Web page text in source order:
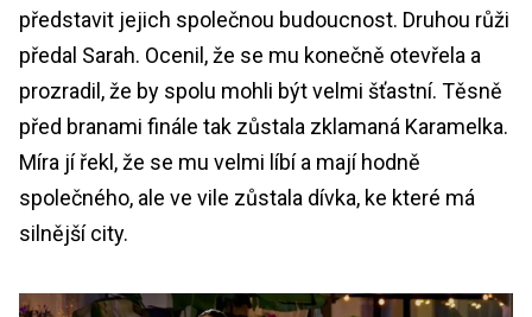
představit jejich společnou budoucnost. Druhou růži
předal Sarah. Ocenil, že se mu konečně otevřela a
prozradil, že by spolu mohli být velmi šťastní. Těsně
před branami finále tak zůstala zklamaná Karamelka.
Míra jí řekl, že se mu velmi líbí a mají hodně
společného, ale ve vile zůstala dívka, ke které má
silnější city.